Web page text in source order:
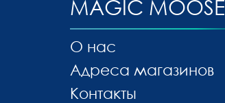
MAGIC MOOSE
О нас
Адреса магазинов
Контакты